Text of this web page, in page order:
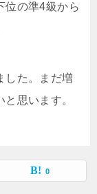
位の準4級から
した。まだ増
思います。
0